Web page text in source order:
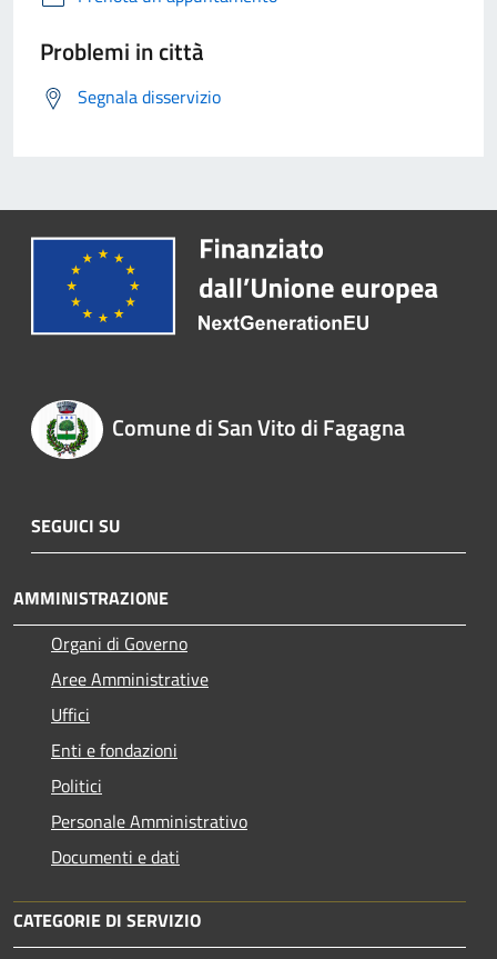
Problemi in città
Segnala disservizio
Comune di San Vito di Fagagna
SEGUICI SU
AMMINISTRAZIONE
Organi di Governo
Aree Amministrative
Uffici
Enti e fondazioni
Politici
Personale Amministrativo
Documenti e dati
CATEGORIE DI SERVIZIO